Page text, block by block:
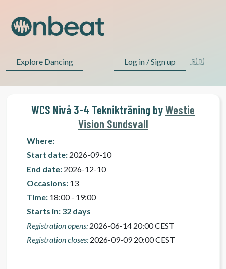
Explore Dancing Log in / Sign up 🇬🇧
WCS Nivå 3-4 Teknikträning byWestie
Vision Sundsvall
Where:
Start date: 2026-09-10
End date: 2026-12-10
Occasions: 13
Time: 18:00 - 19:00
Starts in: 32 days
Registration opens: 2026-06-14 20:00 CEST
Registration closes: 2026-09-09 20:00 CEST